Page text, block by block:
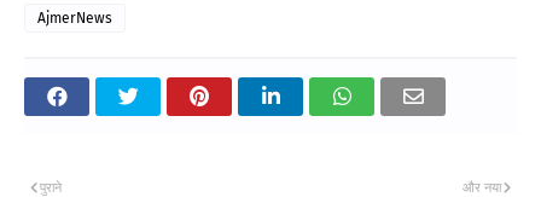
AjmerNews
और नया
पुराने